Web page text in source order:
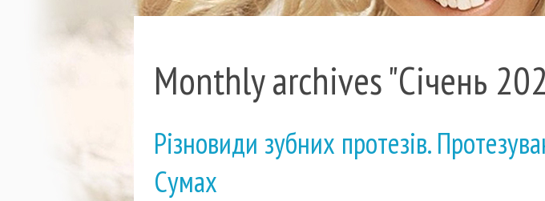
Monthly archives "Січень
Різновиди зубних протезів.
Сумах